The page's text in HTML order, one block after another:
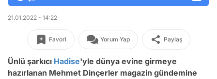
21.01.2022 - 14:22
Favori Yorum Yap Paylaş
Ünlü şarkıcı Hadise'yle dünya evine girmeye
hazırlanan Mehmet Dinçerler magazin gündemine